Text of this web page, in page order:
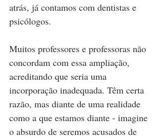
atrás, já contamos com dentistas e
psicólogos.
Muitos professores e professoras não
concordam com essa ampliação,
acreditando que seria uma
incorporação inadequada. Têm certa
razão, mas diante de uma realidade
como a que estamos diante - imagine
o absurdo de seremos acusados de